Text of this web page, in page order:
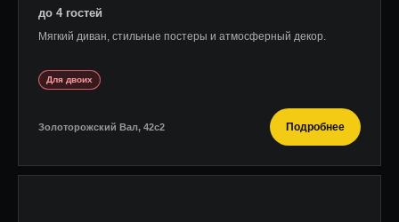
до 4 гостей
Мягкий диван, стильные постеры и атмосферный декор.
Для двоих
Золоторожский Вал, 42с2 Подробнее